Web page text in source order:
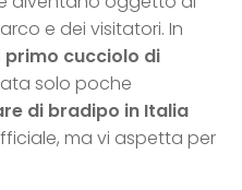
e dei visitatori. In
primo cucciolo di
solo poche
di bradipo in Italia
ma vi aspetta per